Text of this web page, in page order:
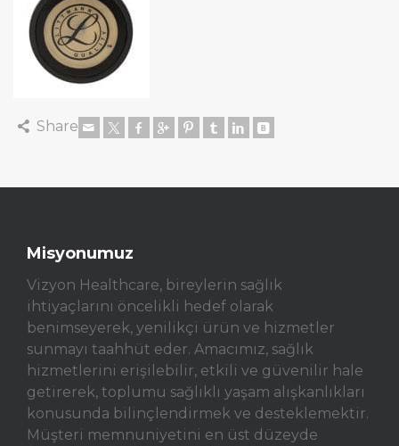
Share
Misyonumuz
Vizyon Healthcare, bireylerin sağlık
ihtiyaçlarını öncelikli hedef olarak
benimseyerek, yenilikçi ürün ve hizmetler
sunmayı taahhüt eder. Amacımız, sağlık
hizmetlerini erişilebilir, etkili ve güvenilir hale
getirerek, toplumu sağlıklı yaşam alışkanlıkları
konusunda bilinçlendirmek ve desteklemektir.
Müşteri memnuniyetini en üst düzeyde